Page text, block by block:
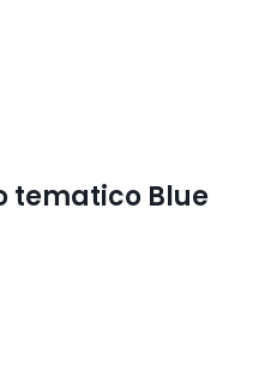
tematico Blue